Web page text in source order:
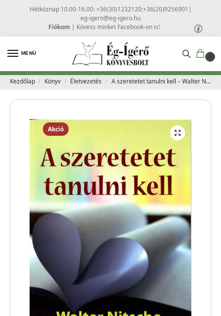
Hétköznap 10.00-16.00: +36(30)1232120;+36(20)9256901 |
eg-igero@eg-igero.hu
Fiókom | Kövess minket Facebook-on is!
MENÜ
0
Kezdőlap / Könyv / Életvezetés / A szeretetet tanulni kell – Walter Nitsche
Akció